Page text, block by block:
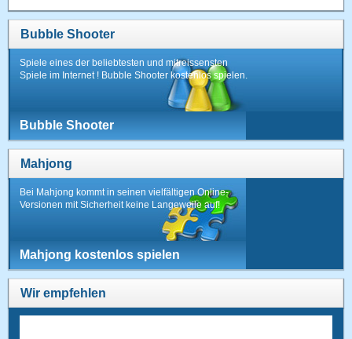
Bubble Shooter
Spiele eines der beliebtesten und mitreissensten
Spiele im Internet ! Bubble Shooter kostenlos spielen.
Bubble Shooter
Mahjong
Bei Mahjong kommt in seinen vielfältigen Online-
Versionen mit Sicherheit keine Langeweile auf!
Mahjong kostenlos spielen
Wir empfehlen